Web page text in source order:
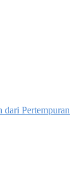
dari Pertempuran